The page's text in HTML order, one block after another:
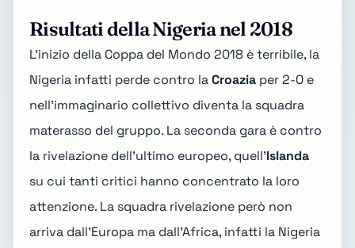
Risultati della Nigeria nel 2018
L'inizio della Coppa del Mondo 2018 è terribile, la
Nigeria infatti perde contro laCroazia per 2-0 e
nell'immaginario collettivo diventa la squadra
materasso del gruppo. La seconda gara è contro
la rivelazione dell'ultimo europeo, quell'Islanda
su cui tanti critici hanno concentrato la loro
attenzione. La squadra rivelazione però non
arriva dall'Europa ma dall'Africa, infatti la Nigeria